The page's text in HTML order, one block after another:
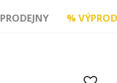
PRODEJNY %